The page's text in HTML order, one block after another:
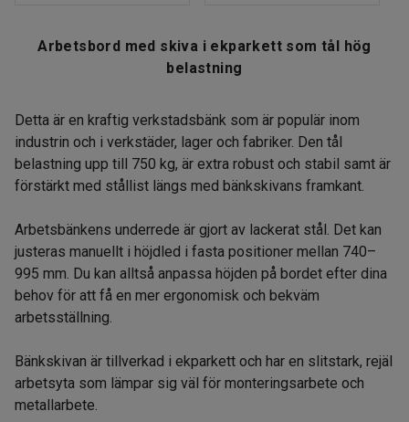
Arbetsbord med skiva i ekparkett som tål hög
belastning
Detta är en kraftig verkstadsbänk som är populär inom
industrin och i verkstäder, lager och fabriker. Den tål
belastning upp till 750 kg, är extra robust och stabil samt är
förstärkt med stållist längs med bänkskivans framkant.
Arbetsbänkens underrede är gjort av lackerat stål. Det kan
justeras manuellt i höjdled i fasta positioner mellan 740–
995 mm. Du kan alltså anpassa höjden på bordet efter dina
behov för att få en mer ergonomisk och bekväm
arbetsställning.
Bänkskivan är tillverkad i ekparkett och har en slitstark, rejäl
arbetsyta som lämpar sig väl för monteringsarbete och
metallarbete.